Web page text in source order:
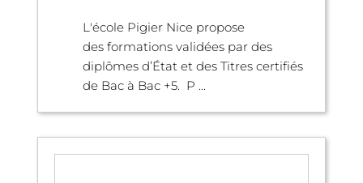
L'école Pigier Nice propose
des formations validées par des
diplômes d’État et des Titres certifiés
de Bac à Bac +5. P ...